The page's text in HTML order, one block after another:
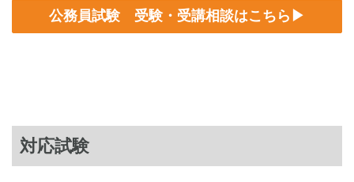
公務員試験 受験・受講相談はこちら▶
対応試験